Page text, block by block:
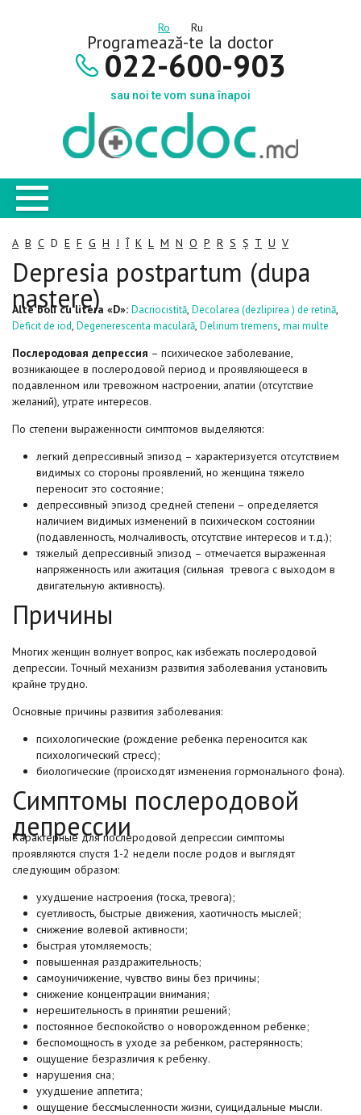
Ro Ru
Programează-te la doctor
022-600-903
sau noi te vom suna înapoi
A B C D E F G H I Î K L M N O P R S Ș T U V
Depresia postpartum (dupa
nastere)
Alte boli cu litera «D»: Dacriocistită, Decolarea (dezlipirea ) de retină,
Deficit de iod, Degenerescenta maculară, Delirium tremens, mai multe
Послеродовая депрессия – психическое заболевание,
возникающее в послеродовой период и проявляющееся в
подавленном или тревожном настроении, апатии (отсутствие
желаний), утрате интересов.
По степени выраженности симптомов выделяются:
легкий депрессивный эпизод – характеризуется отсутствием
видимых со стороны проявлений, но женщина тяжело
переносит это состояние;
депрессивный эпизод средней степени – определяется
наличием видимых изменений в психическом состоянии
(подавленность, молчаливость, отсутствие интересов и т.д.);
тяжелый депрессивный эпизод – отмечается выраженная
напряженность или ажитация (сильная тревога с выходом в
двигательную активность).
Причины
Многих женщин волнует вопрос, как избежать послеродовой
депрессии. Точный механизм развития заболевания установить
крайне трудно.
Основные причины развития заболевания:
психологические (рождение ребенка переносится как
психологический стресс);
биологические (происходят изменения гормонального фона).
Симптомы послеродовой
депрессии
Характерные для послеродовой депрессии симптомы
проявляются спустя 1-2 недели после родов и выглядят
следующим образом:
ухудшение настроения (тоска, тревога);
суетливость, быстрые движения, хаотичность мыслей;
снижение волевой активности;
быстрая утомляемость;
повышенная раздражительность;
самоуничижение, чувство вины без причины;
снижение концентрации внимания;
нерешительность в принятии решений;
постоянное беспокойство о новорожденном ребенке;
беспомощность в уходе за ребенком, растерянность;
ощущение безразличия к ребенку.
нарушения сна;
ухудшение аппетита;
ощущение бессмысленности жизни, суицидальные мысли.